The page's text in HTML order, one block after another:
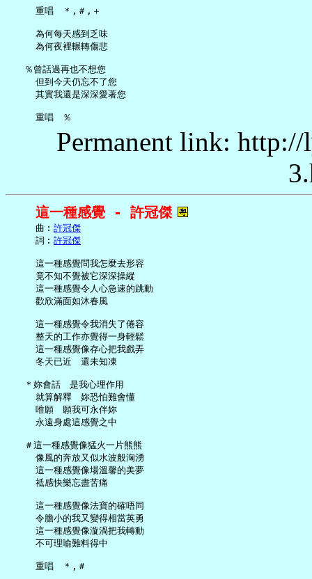
     重唱　＊,＃,＋
     為何每天感到乏味
     為何夜裡輾轉傷悲
   ％曾話過再也不想您
     但到今天仍忘不了您
     其實我還是深深愛著您
Permanent link:
這一種感覺 - 許冠傑
     曲︰
許冠傑
     詞︰
許冠傑
     這一種感覺問我怎麼去形容
     竟不知不覺被它深深操縱
     這一種感覺令人心急速的跳動
     歡欣滿面如沐春風
     這一種感覺令我消失了倦容
     整天的工作亦覺得一身輕鬆
     這一種感覺像存心把我戲弄
     冬天已近　還未知凍
   ＊妳會話　是我心理作用
     就算解釋　妳恐怕難會懂
     唯願　願我可永伴妳
     永遠身處這感覺之中
   ＃這一種感覺像猛火一片熊熊
     像風的奔放又似水波般洶湧
     這一種感覺像場溫馨的美夢
     祗感快樂忘盡苦痛
     這一種感覺像法寶的確唔同
     令膽小的我又變得相當英勇
     這一種感覺像漩渦把我轉動
     不可理喻難料得中
     重唱　＊,＃